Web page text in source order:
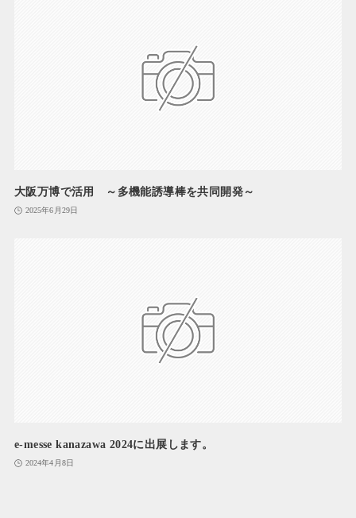
大阪万博で活用 ～多機能誘導棒を共同開発～
2025年6月29日
e-messe kanazawa 2024に出展します。
2024年4月8日